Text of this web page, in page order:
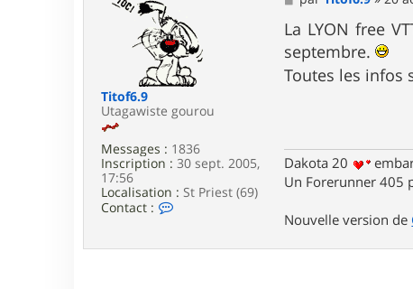
Titof6.9
Utagawiste gourou
Messages : 1836
Inscription : 30 sept. 2005,
17:56
Localisation : St Priest (69)
Contact :
t
e
s
s
a
g
e
La LYON free
septembre.
Toutes les infos
Dakota 20
Un Forerunner 405
Nouvelle version de